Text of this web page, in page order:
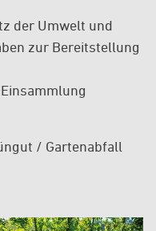
der Umwelt und
zur Bereitstellung
/ Gartenabfall